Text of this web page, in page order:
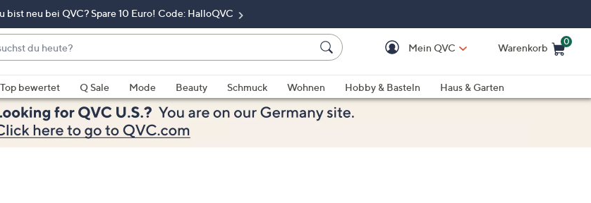
bist neu bei QVC? Spare 10 Euro! Code: HalloQVC
Mein QVC Warenkorb
0
Top bewertet Q Sale Mode Beauty Schmuck Wohnen Hobby & Basteln
Haus & Garten